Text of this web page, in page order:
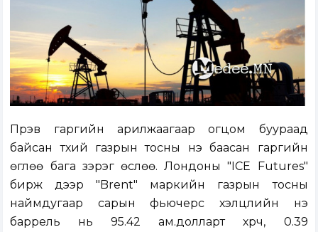
Пүрэв гаргийн арилжаагаар огцом буураад
байсан түүхий газрын тосны үнэ баасан гаргийн
өглөө бага зэрэг өслөө. Лондоны "ICE Futures"
бирж дээр "Brent" маркийн газрын тосны
наймдугаар сарын фьючерс хэлцлийн үнэ
баррель нь 95.42 ам.долларт хүрч, 0.39